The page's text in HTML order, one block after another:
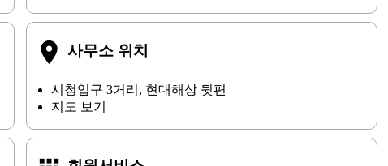
place 사무소 위치
시청입구 3거리, 현대해상 뒷편
지도 보기